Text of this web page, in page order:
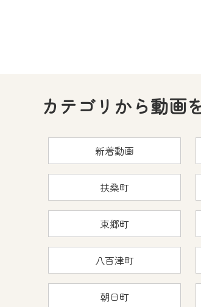
カテゴリから動画
新着動画
扶桑町
東郷町
八百津町
朝日町